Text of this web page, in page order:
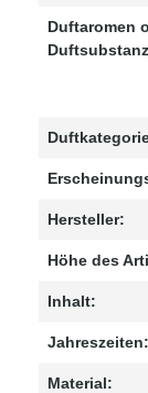
Duftaromen
Hersteller:
Höhe des
Inhalt:
Jahreszeiten:
Material: